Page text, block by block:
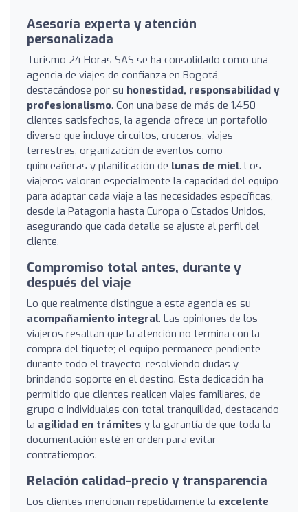
Asesoría experta y atención
personalizada
Turismo 24 Horas SAS se ha consolidado como una
agencia de viajes de confianza en Bogotá,
destacándose por su honestidad, responsabilidad y
profesionalismo. Con una base de más de 1.450
clientes satisfechos, la agencia ofrece un portafolio
diverso que incluye circuitos, cruceros, viajes
terrestres, organización de eventos como
quinceañeras y planificación de lunas de miel. Los
viajeros valoran especialmente la capacidad del equipo
para adaptar cada viaje a las necesidades específicas,
desde la Patagonia hasta Europa o Estados Unidos,
asegurando que cada detalle se ajuste al perfil del
cliente.
Compromiso total antes, durante y
después del viaje
Lo que realmente distingue a esta agencia es su
acompañamiento integral. Las opiniones de los
viajeros resaltan que la atención no termina con la
compra del tiquete; el equipo permanece pendiente
durante todo el trayecto, resolviendo dudas y
brindando soporte en el destino. Esta dedicación ha
permitido que clientes realicen viajes familiares, de
grupo o individuales con total tranquilidad, destacando
la agilidad en trámites y la garantía de que toda la
documentación esté en orden para evitar
contratiempos.
Relación calidad-precio y transparencia
Los clientes mencionan repetidamente la excelente